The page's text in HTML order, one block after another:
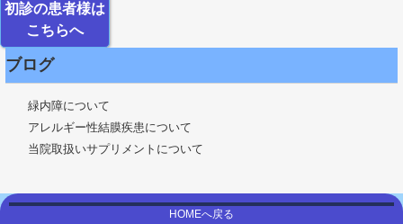
初診の患者様は
こちらへ
ブログ
緑内障について
アレルギー性結膜疾患について
当院取扱いサプリメントについて
HOMEへ戻る